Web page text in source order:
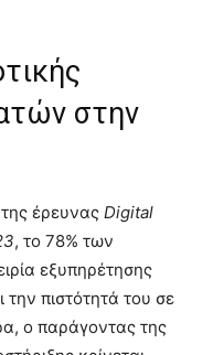
στην
έρευνας Digital
, το 78% των
εξυπηρέτησης
πιστότητά του σε
ο παράγοντας της